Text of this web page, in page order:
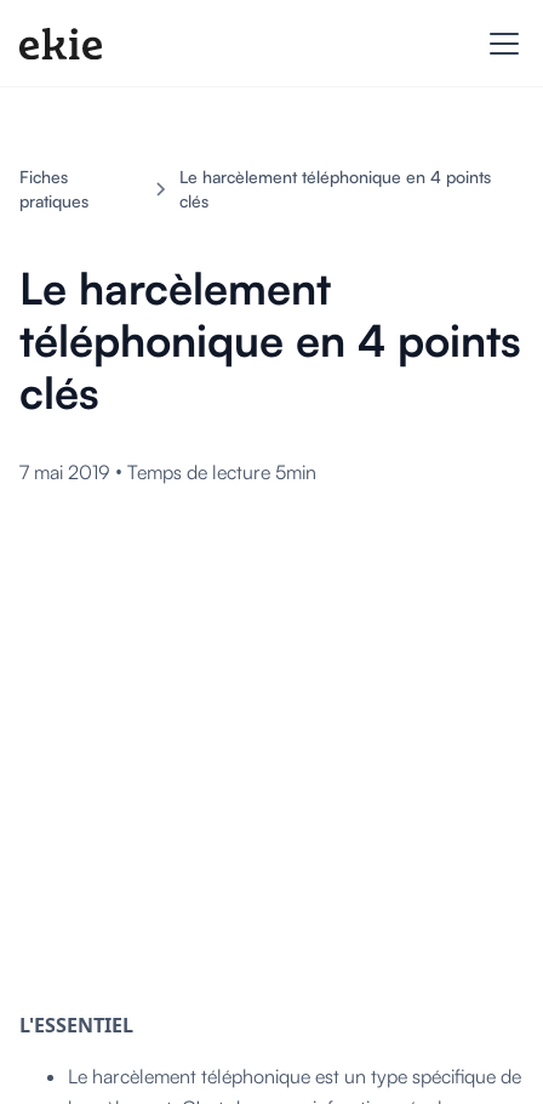
Fiches
pratiques
Le harcèlement téléphonique en 4 points
clés
Le harcèlement
téléphonique en 4 points
clés
7 mai 2019 • Temps de lecture 5min
L'ESSENTIEL
Le harcèlement téléphonique est un type spécifique de